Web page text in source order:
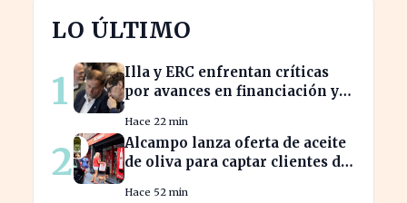
LO ÚLTIMO
1
Illa y ERC enfrentan críticas
por avances en financiación y
Hace 22 min
2
Alcampo lanza oferta de aceite
de oliva para captar clientes de
Hace 52 min